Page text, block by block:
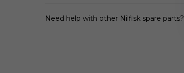
Need help with other Nilfisk spare parts?